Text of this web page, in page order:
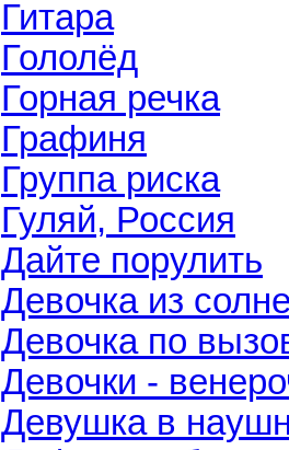
Гитара
Гололёд
Горная речка
Графиня
Группа риска
Гуляй, Россия
Дайте порулить
Девочка из
Девочка по
Девочки -
Девушка в